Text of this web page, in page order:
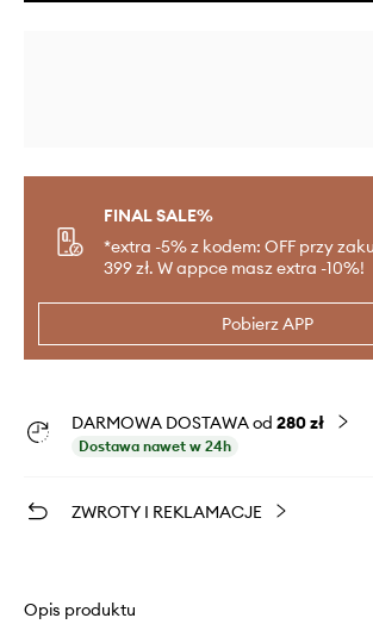
FINAL SALE%
*extra -5% z kodem: OFF przy
399 zł. W appce masz extra -10%!
Pobierz APP
DARMOWA DOSTAWA od 280 zł
Dostawa nawet w 24h
ZWROTY I REKLAMACJE
Opis produktu